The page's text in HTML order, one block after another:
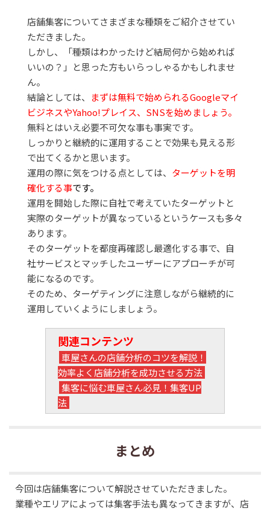
店舗集客についてさまざまな種類をご紹介させてい
ただきました。
しかし、「種類はわかったけど結局何から始めれば
いいの？」と思った方もいらっしゃるかもしれませ
ん。
結論としては、
まずは無料で始められるGoogleマイ
ビジネスやYahoo!プレイス、SNSを始めましょう。
無料とはいえ必要不可欠な事も事実です。
しっかりと継続的に運用することで効果も見える形
で出てくるかと思います。
運用の際に気をつける点としては、 ターゲットを明
確化する事です。
運用を開始した際に自社で考えていたターゲットと
実際のターゲットが異なっているというケースも多々
あります。
そのターゲットを都度再確認し最適化する事で、自
社サービスとマッチしたユーザーにアプローチが可
能になるのです。
そのため、ターゲティングに注意しながら継続的に
運用していくようにしましょう。
関連コンテンツ
車屋さんの店舗分析のコツを解説！
効率よく店舗分析を成功させる方法
集客に悩む車屋さん必見！集客UP
法
まとめ
今回は店舗集客について解説させていただきました。
業種やエリアによっては集客手法も異なってきますが、店